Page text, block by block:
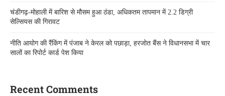
चंडीगढ़-मोहाली में बारिश से मौसम हुआ ठंडा, अधिकतम तापमान में 2.2 डिग्री
सेल्सियस की गिरावट
नीति आयोग की रैंकिंग में पंजाब ने केरल को पछाड़ा, हरजोत बैंस ने विधानसभा में चार
सालों का रिपोर्ट कार्ड पेश किया
Recent Comments